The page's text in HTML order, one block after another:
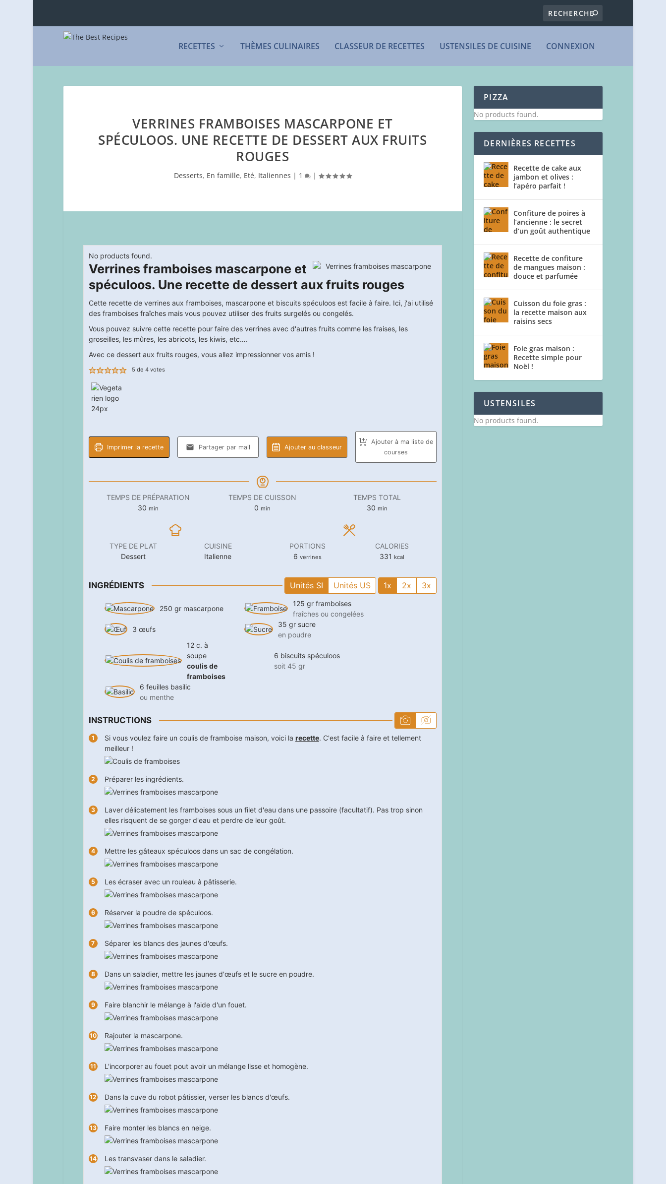
RECETTES THÈMES CULINAIRES CLASSEUR DE RECETTES USTENSILES DE CUISINE CONNEXION
VERRINES FRAMBOISES MASCARPONE ET
SPÉCULOOS. UNE RECETTE DE DESSERT AUX FRUITS
ROUGES
Desserts, En famille, Eté, Italiennes | 1 |
No products found.
Verrines framboises mascarpone et
spéculoos. Une recette de dessert aux fruits rouges
Cette recette de verrines aux framboises, mascarpone et biscuits spéculoos est facile à faire. Ici, j'ai utilisé
des framboises fraîches mais vous pouvez utiliser des fruits surgelés ou congelés.
Vous pouvez suivre cette recette pour faire des verrines avec d'autres fruits comme les fraises, les
groseilles, les mûres, les abricots, les kiwis, etc….
Avec ce dessert aux fruits rouges, vous allez impressionner vos amis !
5 de 4votes
Imprimer la recette Partager par mail Ajouter au classeur
Ajouter à ma liste de
courses
TEMPS DE PRÉPARATION
30 minutes
min
TEMPS DE CUISSON
0 minutes
min
TEMPS TOTAL
30minutes
min
TYPE DE PLAT
Dessert
CUISINE
Italienne
PORTIONS
6 verrines
CALORIES
331 kcal
INGRÉDIENTS Unités SI Unités US 1x 2x 3x
250 gr mascarpone
125 gr framboises
fraîches ou congelées
3 œufs
35 gr sucre
en poudre
12 c. à
soupe
coulis de
framboises
6 biscuits spéculoos
soit 45 gr
6 feuilles basilic
ou menthe
INSTRUCTIONS
Si vous voulez faire un coulis de framboise maison, voici la recette. C'est facile à faire et tellement
meilleur !
Préparer les ingrédients.
Laver délicatement les framboises sous un filet d'eau dans une passoire (facultatif). Pas trop sinon
elles risquent de se gorger d'eau et perdre de leur goût.
Mettre les gâteaux spéculoos dans un sac de congélation.
Les écraser avec un rouleau à pâtisserie.
Réserver la poudre de spéculoos.
Séparer les blancs des jaunes d'œufs.
Dans un saladier, mettre les jaunes d'œufs et le sucre en poudre.
Faire blanchir le mélange à l'aide d'un fouet.
Rajouter la mascarpone.
L'incorporer au fouet pout avoir un mélange lisse et homogène.
Dans la cuve du robot pâtissier, verser les blancs d'œufs.
Faire monter les blancs en neige.
Les transvaser dans le saladier.
PIZZA
No products found.
DERNIÈRES RECETTES
Recette de cake aux
jambon et olives :
l’apéro parfait !
Confiture de poires à
l’ancienne : le secret
d’un goût authentique
Recette de confiture
de mangues maison :
douce et parfumée
Cuisson du foie gras :
la recette maison aux
raisins secs
Foie gras maison :
Recette simple pour
Noël !
USTENSILES
No products found.